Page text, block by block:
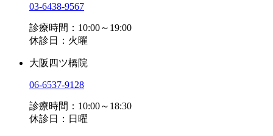
03-6438-9567
診療時間：10:00～19:00
休診日：火曜
大阪四ツ橋院
06-6537-9128
診療時間：10:00～18:30
休診日：日曜